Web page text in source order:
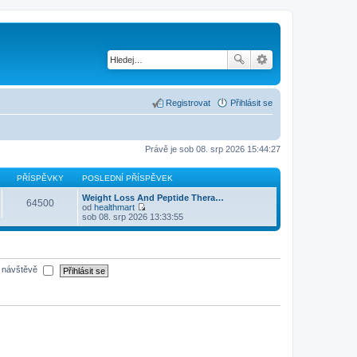
Přihlásit se
Registrovat
Právě je sob 08. srp 2026 15:44:27
PŘÍSPĚVKY POSLEDNÍ PŘÍSPĚVEK
64500
Weight Loss And Peptide Thera…
od healthmart
Z
o
b
sob 08. srp 2026 13:33:55
návštěvě